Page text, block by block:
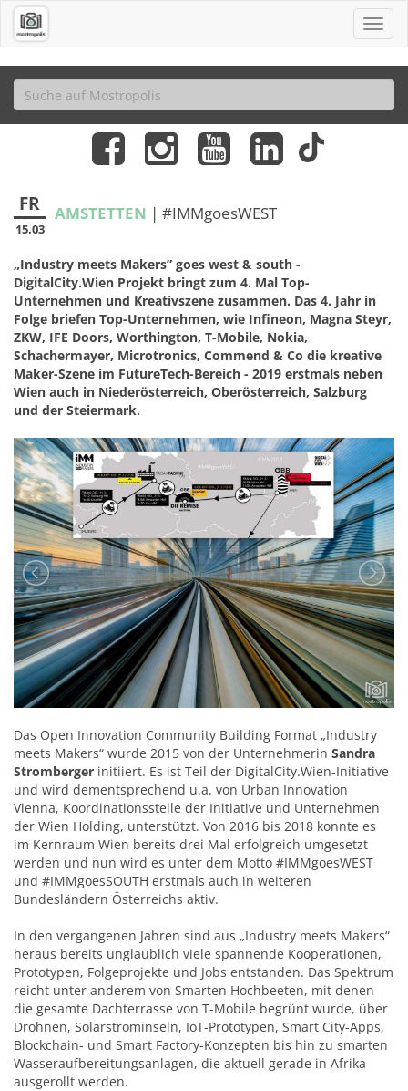
FR
15.03
AMSTETTEN | #IMMgoesWEST
„Industry meets Makers” goes west & south -
DigitalCity.Wien Projekt bringt zum 4. Mal Top-
Unternehmen und Kreativszene zusammen. Das 4. Jahr in
Folge briefen Top-Unternehmen, wie Infineon, Magna Steyr,
ZKW, IFE Doors, Worthington, T-Mobile, Nokia,
Schachermayer, Microtronics, Commend & Co die kreative
Maker-Szene im FutureTech-Bereich - 2019 erstmals neben
Wien auch in Niederösterreich, Oberösterreich, Salzburg
und der Steiermark.
Das Open Innovation Community Building Format „Industry
meets Makers“ wurde 2015 von der Unternehmerin Sandra
Stromberger initiiert. Es ist Teil der DigitalCity.Wien-Initiative
und wird dementsprechend u.a. von Urban Innovation
Vienna, Koordinationsstelle der Initiative und Unternehmen
der Wien Holding, unterstützt. Von 2016 bis 2018 konnte es
im Kernraum Wien bereits drei Mal erfolgreich umgesetzt
werden und nun wird es unter dem Motto #IMMgoesWEST
und #IMMgoesSOUTH erstmals auch in weiteren
Bundesländern Österreichs aktiv.
In den vergangenen Jahren sind aus „Industry meets Makers“
heraus bereits unglaublich viele spannende Kooperationen,
Prototypen, Folgeprojekte und Jobs entstanden. Das Spektrum
reicht unter anderem von Smarten Hochbeeten, mit denen
die gesamte Dachterrasse von T-Mobile begrünt wurde, über
Drohnen, Solarstrominseln, IoT-Prototypen, Smart City-Apps,
Blockchain- und Smart Factory-Konzepten bis hin zu smarten
Wasseraufbereitungsanlagen, die aktuell gerade in Afrika
ausgerollt werden.